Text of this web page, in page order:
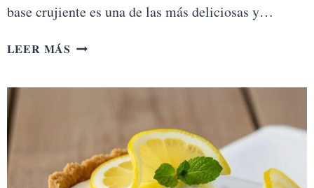
base crujiente es una de las más deliciosas y…
LEER MÁS TARTA
LECHE
CON